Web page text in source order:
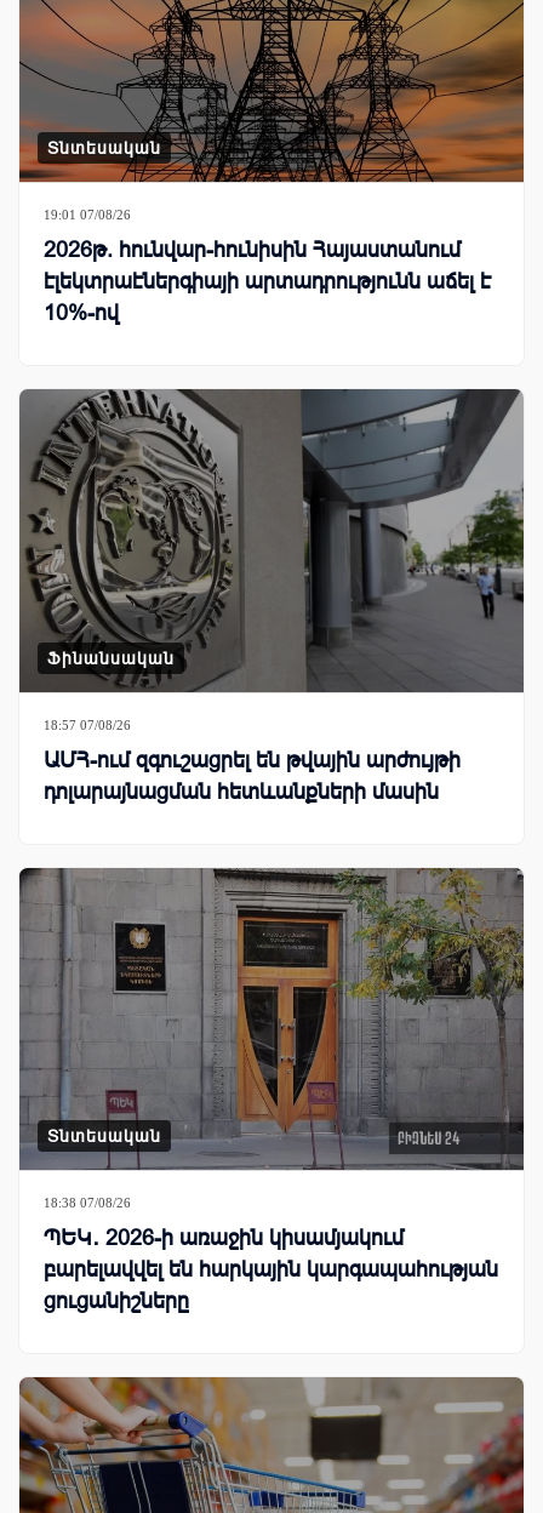
Տնտեսական
19:01 07/08/26
2026թ. հունվար-հունիսին Հայաստանում
էլեկտրաէներգիայի արտադրությունն աճել է
10%-ով
Ֆինանսական
18:57 07/08/26
ԱՄՀ-ում զգուշացրել են թվային արժույթի
դոլարայնացման հետևանքների մասին
Տնտեսական
18:38 07/08/26
ՊԵԿ․ 2026-ի առաջին կիսամյակում
բարելավվել են հարկային կարգապահության
ցուցանիշները